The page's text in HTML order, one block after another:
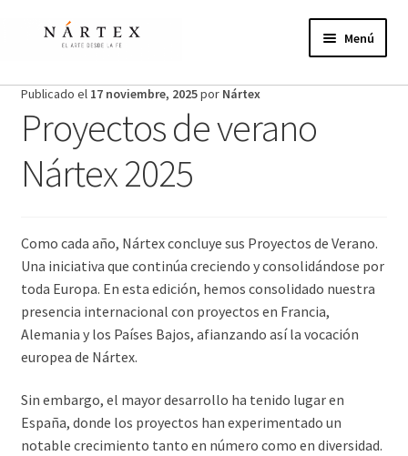
Menú
Inicio
Actividades
Publicaciones
Nosotros
Publicado el 17 noviembre, 2025por Nártex
Proyectos de verano
Nártex 2025
Como cada año, Nártex concluye sus Proyectos de Verano.
Una iniciativa que continúa creciendo y consolidándose por
toda Europa. En esta edición, hemos consolidado nuestra
presencia internacional con proyectos en Francia,
Alemania y los Países Bajos, afianzando así la vocación
europea de Nártex.
Sin embargo, el mayor desarrollo ha tenido lugar en
España, donde los proyectos han experimentado un
notable crecimiento tanto en número como en diversidad.